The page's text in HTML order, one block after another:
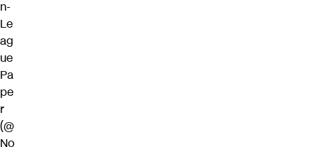
n-
Le
ag
ue
Pa
pe
r
(@
No